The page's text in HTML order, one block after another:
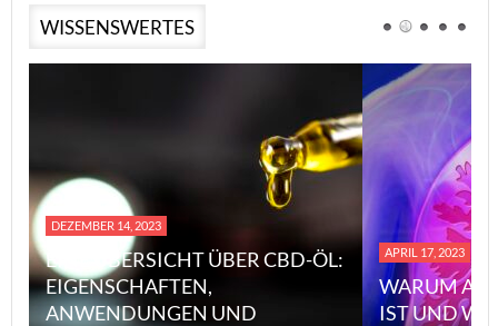
WISSENSWERTES
DEZEMBER 14, 2023
EINE ÜBERSICHT ÜBER CBD-ÖL:
EIGENSCHAFTEN,
ANWENDUNGEN UND
APRIL 17, 2023
WARUM
IST UND